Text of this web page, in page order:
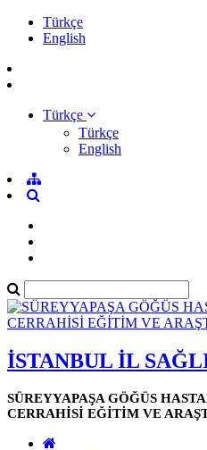
Türkçe
English
Türkçe
Türkçe
English
İSTANBUL İL
SÜREYYAPAŞA GÖĞÜS
CERRAHİSİ EĞİTİM VE